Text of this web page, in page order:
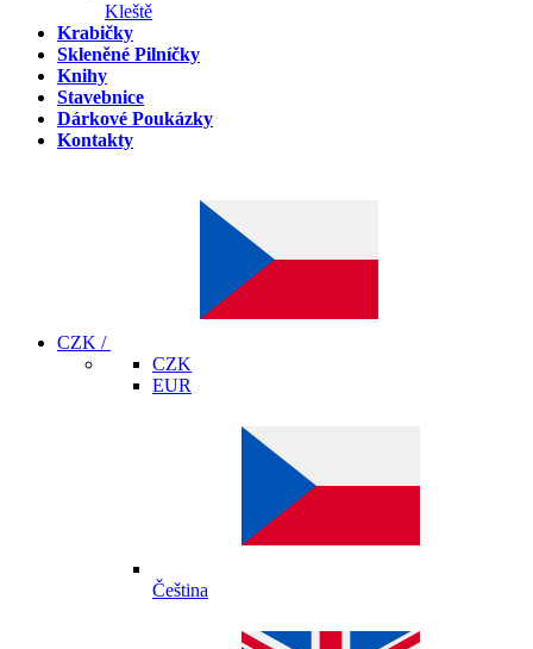
Kleště
Krabičky
Skleněné Pilníčky
Knihy
Stavebnice
Dárkové Poukázky
Kontakty
CZK /
CZK
EUR
Čeština